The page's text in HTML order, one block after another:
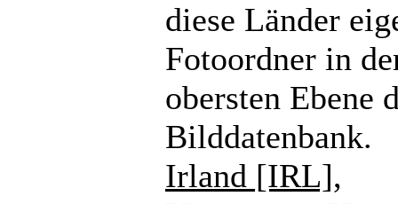
diese Länder
Fotoordner in
obersten Ebene
Bilddatenbank.
Irland [IRL],